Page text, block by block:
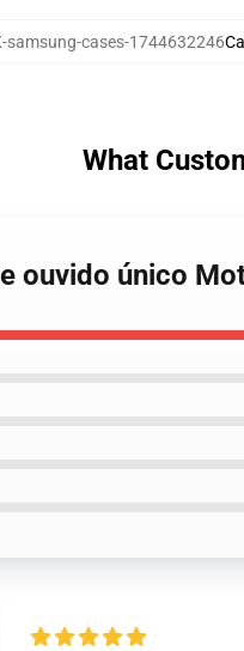
samsung-cases-1744632246
What
ouvido único